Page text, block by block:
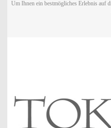
Um Ihnen ein bestmögliches Erlebnis auf